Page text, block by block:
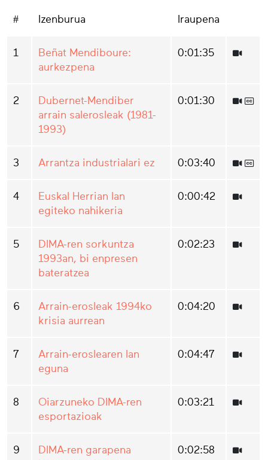
# Izenburua Iraupena
1
Beñat Mendiboure:
aurkezpena
0:01:35
2
Dubernet-Mendiber
arrain salerosleak (1981-
1993)
0:01:30
3 Arrantza industrialari ez 0:03:40
4
Euskal Herrian lan
egiteko nahikeria
0:00:42
5
DIMA-ren sorkuntza
1993an, bi enpresen
bateratzea
0:02:23
6
Arrain-erosleak 1994ko
krisia aurrean
0:04:20
7
Arrain-eroslearen lan
eguna
0:04:47
8
Oiarzuneko DIMA-ren
esportazioak
0:03:21
9
DIMA-ren garapena
0:02:58